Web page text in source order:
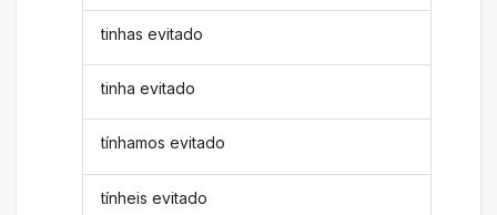
tinhas evitado
tinha evitado
tínhamos evitado
tínheis evitado